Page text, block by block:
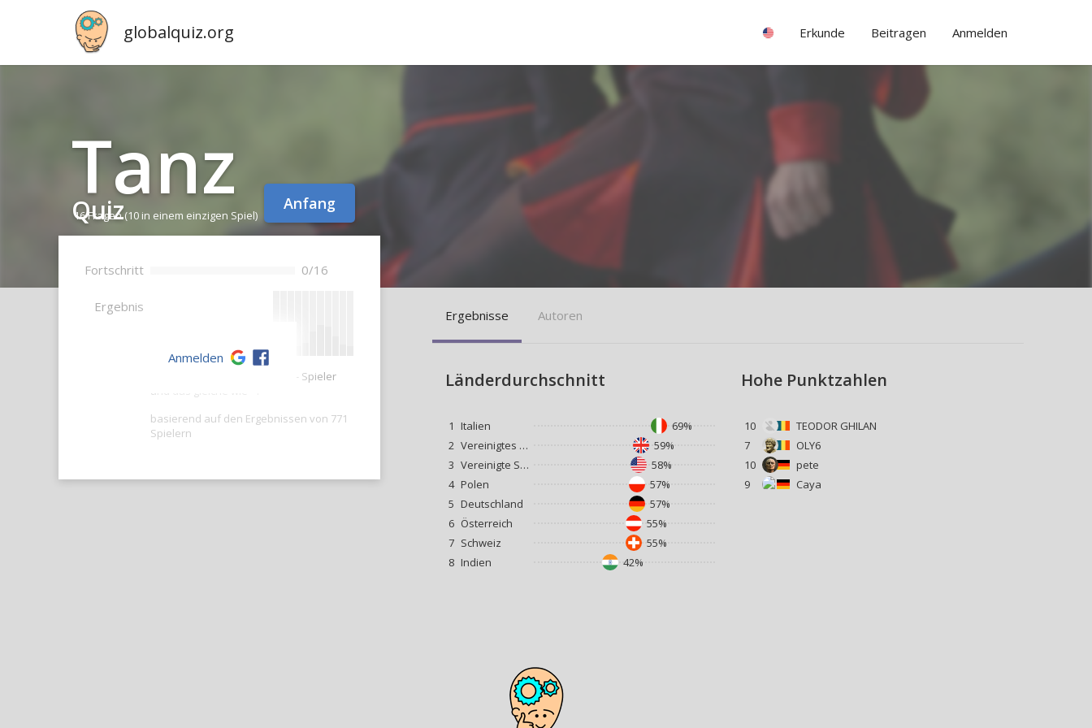
globalquiz.org Erkunde Beitragen Anmelden
Tanz
Quiz
16 Fragen(10 in einem einzigen Spiel)
Anfang
Fortschritt 0/16
Ergebnis
Ihre Punktzahl ist besser als -- Spieler
und das gleiche wie --.
basierend auf den Ergebnissen von 771
Spielern
Anmelden
Ergebnisse Autoren
Länderdurchschnitt
1 Italien
69%
2
Vereinigtes Königreich
59%
3
Vereinigte Staaten
58%
4 Polen
57%
5 Deutschland
57%
6 Österreich
55%
7 Schweiz
55%
8 Indien 42%
Hohe Punktzahlen
10
TEODOR GHILAN
7
OLY6
10
pete
9
Caya